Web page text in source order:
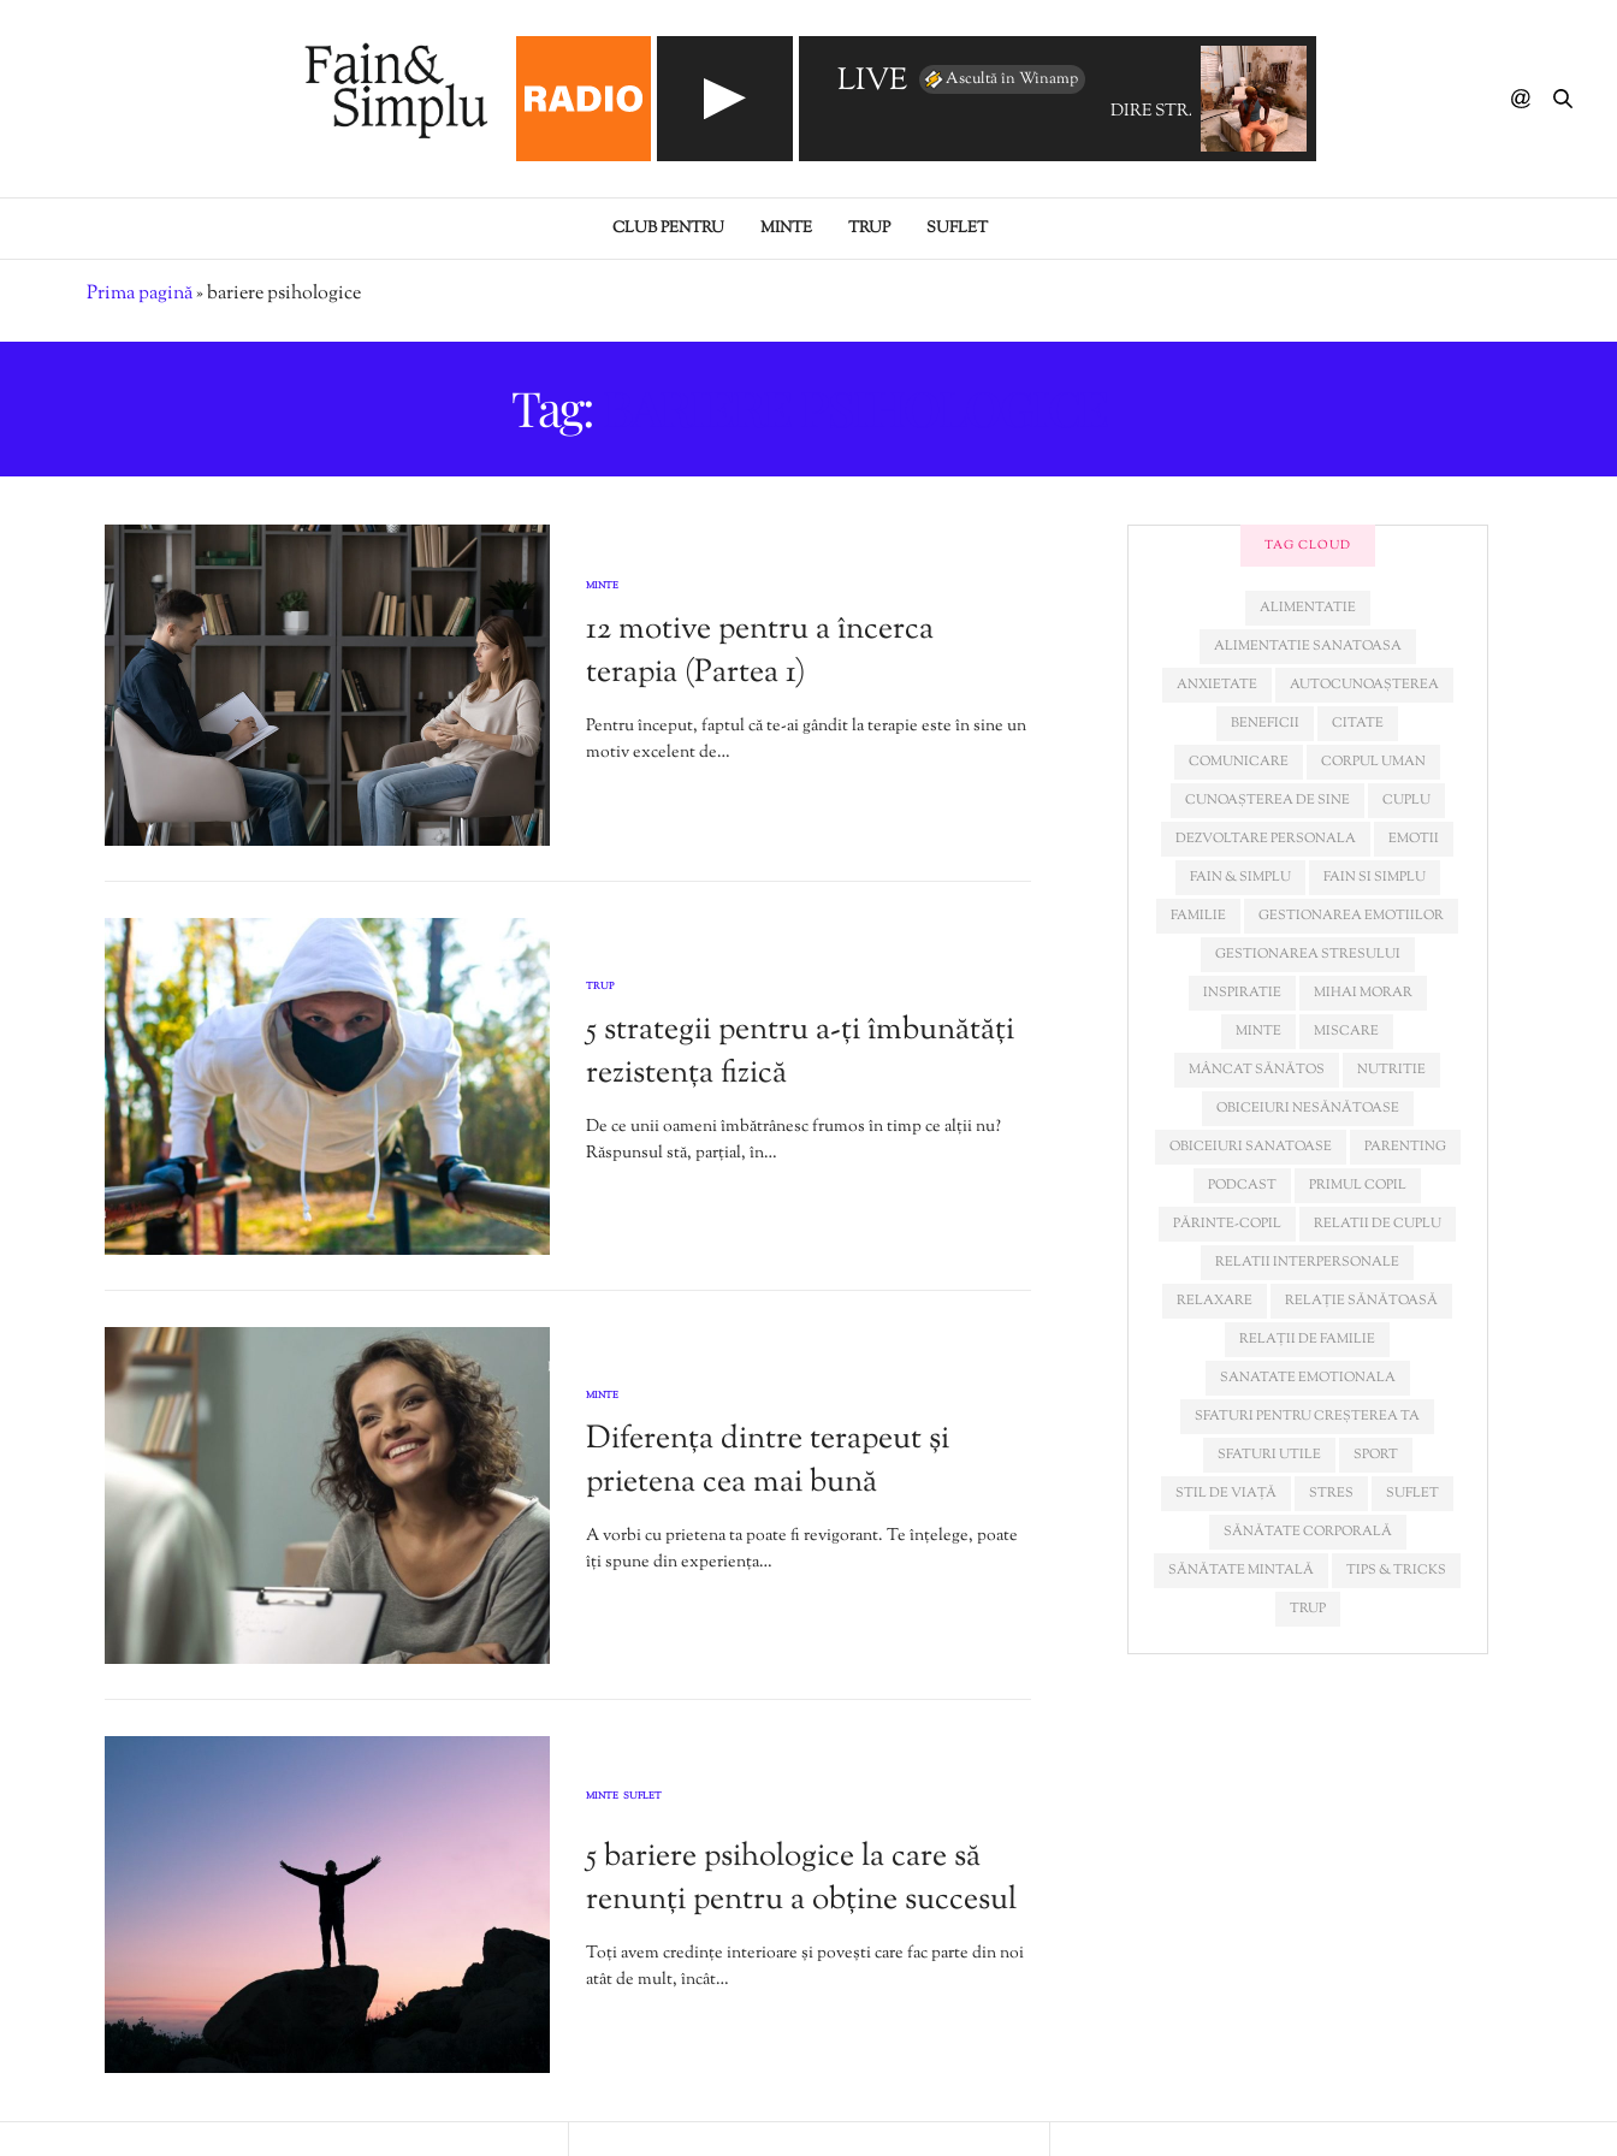
LIVE Ascultă în Winamp
DIRE STRAITS - Follow Me Home (Sophie Lloyd Edit)
CLUB PENTRU MINTE TRUP SUFLET
Prima pagină»bariere psihologice
Tag:
MINTE
12 motive pentru a încerca
terapia (Partea 1)
Pentru început, faptul că te-ai gândit la terapie este în sine un
motiv excelent de…
TRUP
5 strategii pentru a-ți îmbunătăți
rezistența fizică
De ce unii oameni îmbătrânesc frumos în timp ce alții nu?
Răspunsul stă, parțial, în…
MINTE
Diferența dintre terapeut și
prietena cea mai bună
A vorbi cu prietena ta poate fi revigorant. Te înțelege, poate
îți spune din experiența…
MINTE SUFLET
5 bariere psihologice la care să
renunți pentru a obține succesul
Toți avem credințe interioare și povești care fac parte din noi
atât de mult, încât…
TAG CLOUD
ALIMENTATIE
ALIMENTATIE SANATOASA
ANXIETATE
AUTOCUNOAȘTEREA
BENEFICII
CITATE
COMUNICARE
CORPUL UMAN
CUNOAȘTEREA DE SINE
CUPLU
DEZVOLTARE PERSONALA
EMOTII
FAIN & SIMPLU
FAIN SI SIMPLU
FAMILIE
GESTIONAREA EMOTIILOR
GESTIONAREA STRESULUI
INSPIRATIE
MIHAI MORAR
MINTE
MISCARE
MÂNCAT SĂNĂTOS
NUTRITIE
OBICEIURI NESĂNĂTOASE
OBICEIURI SANATOASE
PARENTING
PODCAST
PRIMUL COPIL
PĂRINTE-COPIL
RELATII DE CUPLU
RELATII INTERPERSONALE
RELAXARE
RELAȚIE SĂNĂTOASĂ
RELAȚII DE FAMILIE
SANATATE EMOTIONALA
SFATURI PENTRU CREȘTEREA TA
SFATURI UTILE
SPORT
STIL DE VIAȚĂ
STRES
SUFLET
SĂNĂTATE CORPORALĂ
SĂNĂTATE MINTALĂ
TIPS & TRICKS
TRUP